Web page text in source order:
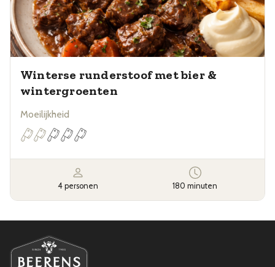
Winterse runderstoof met bier &
wintergroenten
Moeilijkheid
4 personen 180 minuten